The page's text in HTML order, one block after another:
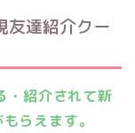
友達紹介クー
・紹介されて新
らえます。